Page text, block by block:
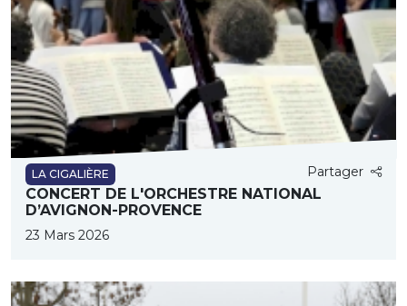
LA CIGALIÈRE Partager
CONCERT DE L'ORCHESTRE NATIONAL
D’AVIGNON-PROVENCE
23 Mars 2026